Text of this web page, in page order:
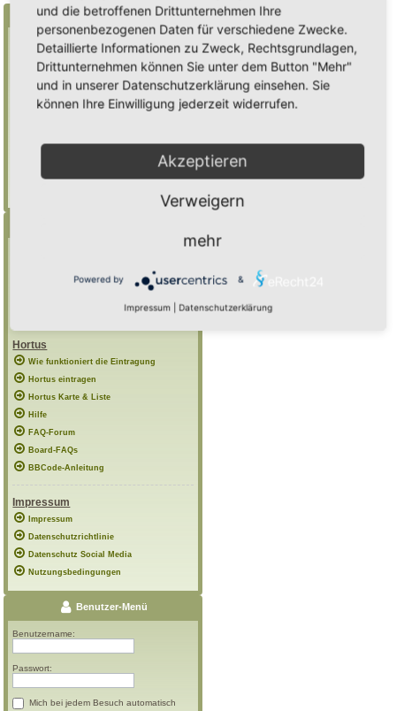
Suche
Benutze ein * als Platzhalter für teilweis
Übereinstimmungen
Mulchfindet "Mulch", Mulch*findet auch
Weitere Hilfe zur Suche
Foren-Übersicht
Hortus
Wie funktioniert die Eintragung
Hortus eintragen
Hortus Karte & Liste
Hilfe
FAQ-Forum
Board-FAQs
BBCode-Anleitung
Impressum
Impressum
Datenschutzrichtlinie
Datenschutz Social Media
Nutzungsbedingungen
Benutzer-Menü
Benutzername:
Passwort:
Mich bei jedem Besuch automatisch
und die betroffenen Drittunternehmen Ihre
personenbezogenen Daten für verschiedene Zwecke.
Detaillierte Informationen zu Zweck, Rechtsgrundlagen,
Drittunternehmen können Sie unter dem Button "Mehr"
und in unserer Datenschutzerklärung einsehen. Sie
können Ihre Einwilligung jederzeit widerrufen.
Akzeptieren
Verweigern
mehr
Powered by &
Impressum Datenschutzerklärung